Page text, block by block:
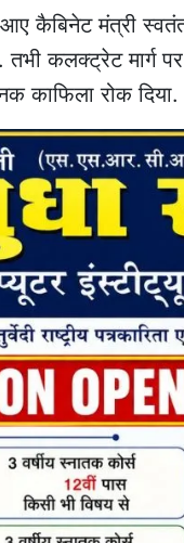
कैबिनेट मंत्री
तभी कलक्ट्रेट मार्ग
काफिला रोक दिया.